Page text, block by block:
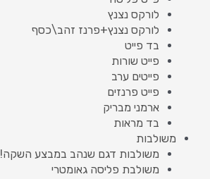
לורקס נצנץ
לורקס נצנץ+פרנז זהב\כסף
בד פייט
פייט שורות
פייטים ערב
פייט פרנזים
ארמני מבריק
בד מראות
משולבות
משולבות דגם שנהב במבצע השקה!
משולבת פליסה גאומטרי